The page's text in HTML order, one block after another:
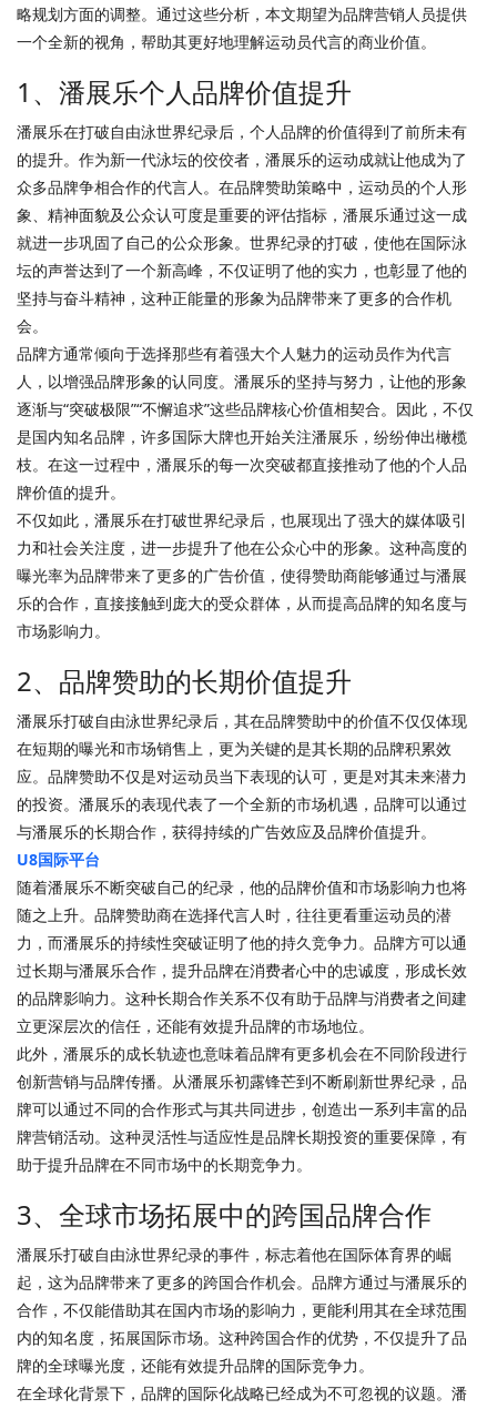
略规划方面的调整。通过这些分析，本文期望为品牌营销人员提供
一个全新的视角，帮助其更好地理解运动员代言的商业价值。
1、潘展乐个人品牌价值提升
潘展乐在打破自由泳世界纪录后，个人品牌的价值得到了前所未有
的提升。作为新一代泳坛的佼佼者，潘展乐的运动成就让他成为了
众多品牌争相合作的代言人。在品牌赞助策略中，运动员的个人形
象、精神面貌及公众认可度是重要的评估指标，潘展乐通过这一成
就进一步巩固了自己的公众形象。世界纪录的打破，使他在国际泳
坛的声誉达到了一个新高峰，不仅证明了他的实力，也彰显了他的
坚持与奋斗精神，这种正能量的形象为品牌带来了更多的合作机
会。
品牌方通常倾向于选择那些有着强大个人魅力的运动员作为代言
人，以增强品牌形象的认同度。潘展乐的坚持与努力，让他的形象
逐渐与“突破极限”“不懈追求”这些品牌核心价值相契合。因此，不仅
是国内知名品牌，许多国际大牌也开始关注潘展乐，纷纷伸出橄榄
枝。在这一过程中，潘展乐的每一次突破都直接推动了他的个人品
牌价值的提升。
不仅如此，潘展乐在打破世界纪录后，也展现出了强大的媒体吸引
力和社会关注度，进一步提升了他在公众心中的形象。这种高度的
曝光率为品牌带来了更多的广告价值，使得赞助商能够通过与潘展
乐的合作，直接接触到庞大的受众群体，从而提高品牌的知名度与
市场影响力。
2、品牌赞助的长期价值提升
潘展乐打破自由泳世界纪录后，其在品牌赞助中的价值不仅仅体现
在短期的曝光和市场销售上，更为关键的是其长期的品牌积累效
应。品牌赞助不仅是对运动员当下表现的认可，更是对其未来潜力
的投资。潘展乐的表现代表了一个全新的市场机遇，品牌可以通过
与潘展乐的长期合作，获得持续的广告效应及品牌价值提升。
U8国际平台
随着潘展乐不断突破自己的纪录，他的品牌价值和市场影响力也将
随之上升。品牌赞助商在选择代言人时，往往更看重运动员的潜
力，而潘展乐的持续性突破证明了他的持久竞争力。品牌方可以通
过长期与潘展乐合作，提升品牌在消费者心中的忠诚度，形成长效
的品牌影响力。这种长期合作关系不仅有助于品牌与消费者之间建
立更深层次的信任，还能有效提升品牌的市场地位。
此外，潘展乐的成长轨迹也意味着品牌有更多机会在不同阶段进行
创新营销与品牌传播。从潘展乐初露锋芒到不断刷新世界纪录，品
牌可以通过不同的合作形式与其共同进步，创造出一系列丰富的品
牌营销活动。这种灵活性与适应性是品牌长期投资的重要保障，有
助于提升品牌在不同市场中的长期竞争力。
3、全球市场拓展中的跨国品牌合作
潘展乐打破自由泳世界纪录的事件，标志着他在国际体育界的崛
起，这为品牌带来了更多的跨国合作机会。品牌方通过与潘展乐的
合作，不仅能借助其在国内市场的影响力，更能利用其在全球范围
内的知名度，拓展国际市场。这种跨国合作的优势，不仅提升了品
牌的全球曝光度，还能有效提升品牌的国际竞争力。
在全球化背景下，品牌的国际化战略已经成为不可忽视的议题。潘